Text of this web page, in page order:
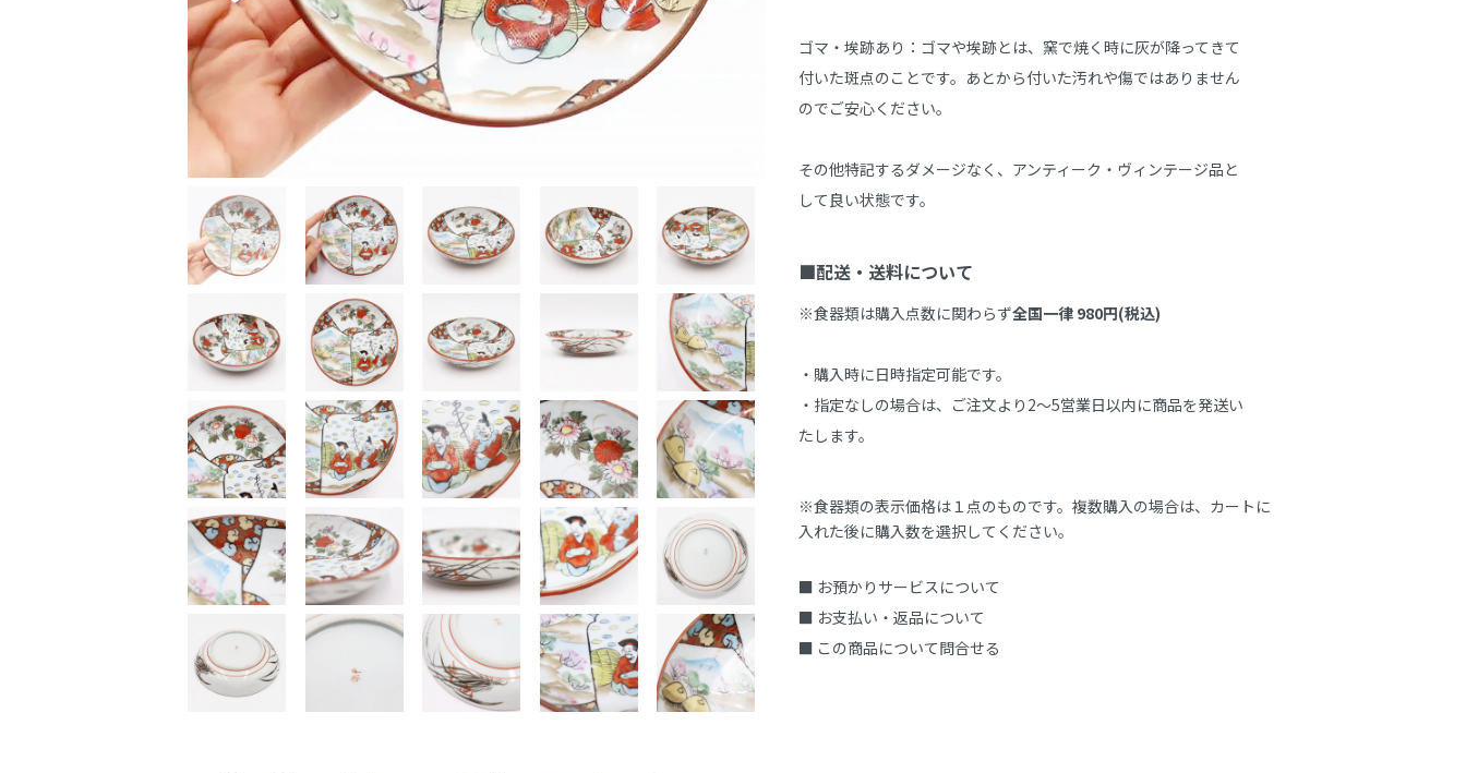
ゴマ・埃跡あり：ゴマや埃跡とは、窯で焼く時に灰が降ってきて
付いた斑点のことです。あとから付いた汚れや傷ではありません
のでご安心ください。
その他特記するダメージなく、アンティーク・ヴィンテージ品と
して良い状態です。
■配送・送料について
※食器類は購入点数に関わらず全国一律 980円(税込)
・購入時に日時指定可能です。
・指定なしの場合は、ご注文より2～5営業日以内に商品を発送い
たします。
※食器類の表示価格は１点のものです。複数購入の場合は、カートに
入れた後に購入数を選択してください。
■ お預かりサービスについて
■ お支払い・返品について
■ この商品について問合せる